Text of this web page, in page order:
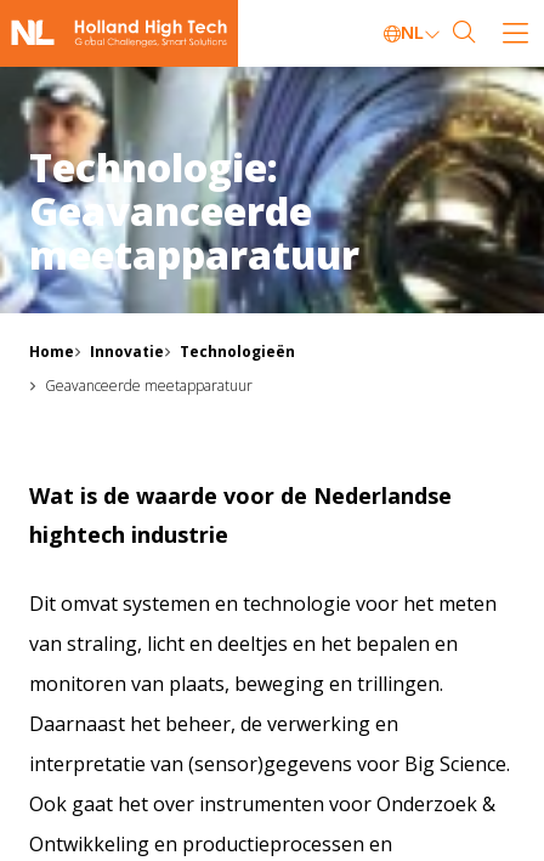
NL
Technologie:
Geavanceerde
meetapparatuur
Home Innovatie
Technologieën
Geavanceerde meetapparatuur
Wat is de waarde voor de Nederlandse
hightech industrie
Dit omvat systemen en technologie voor het meten
van straling, licht en deeltjes en het bepalen en
monitoren van plaats, beweging en trillingen.
Daarnaast het beheer, de verwerking en
interpretatie van (sensor)gegevens voor Big Science.
Ook gaat het over instrumenten voor Onderzoek &
Ontwikkeling en productieprocessen en